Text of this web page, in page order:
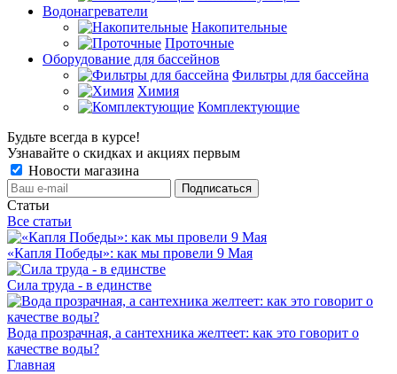
Водонагреватели
Накопительные
Проточные
Оборудование для бассейнов
Фильтры для бассейна
Химия
Комплектующие
Будьте всегда в курсе!
Узнавайте о скидках и акциях первым
Новости магазина
Статьи
Все статьи
«Капля Победы»: как мы провели 9 Мая
Сила труда - в единстве
Вода прозрачная, а сантехника желтеет: как это говорит о
качестве воды?
Главная